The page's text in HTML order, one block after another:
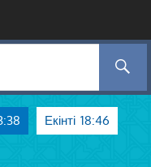
Екінті 18:46